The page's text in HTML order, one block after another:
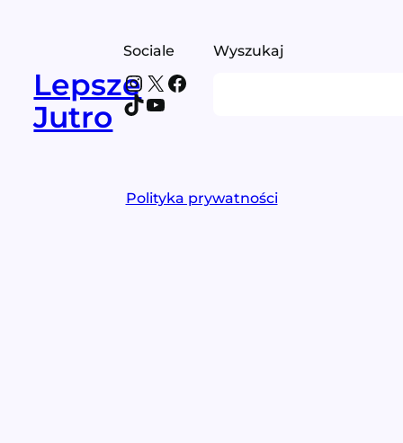
Lepsze
Jutro
Sociale
Instagram
X Facebook
TikTok
YouTube
Wyszukaj
Polityka prywatności